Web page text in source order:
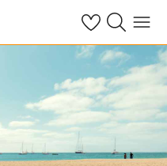
Se dine sparte
Søk påMeny